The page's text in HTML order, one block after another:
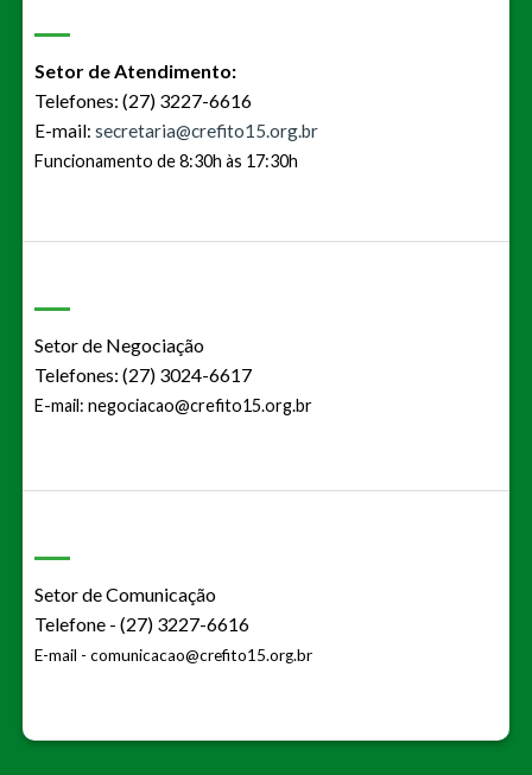
Setor de Atendimento:
Telefones: (27) 3227-6616
E-mail: secretaria@crefito15.org.br
Funcionamento de 8:30h às 17:30h
Setor de Negociação
Telefones: (27) 3024-6617
E-mail: negociacao@crefito15.org.br
Setor de Comunicação
Telefone - (27) 3227-6616
E-mail - comunicacao@crefito15.org.br